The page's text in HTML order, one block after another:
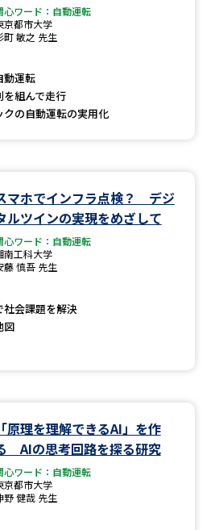
心ワード：自動運転
京都市大学
町 敏之 先生
動運転
を組んで走行
の自動運転の実用化
マホでインフラ点検？ デジ
ルツインの実現をめざして
心ワード：自動運転
南工科大学
藤 慎吾 先生
社会課題を解決
図
「原理を理解できるAI」を作
AIの思考回路を探る研究
心ワード：自動運転
京都市大学
野 健哉 先生